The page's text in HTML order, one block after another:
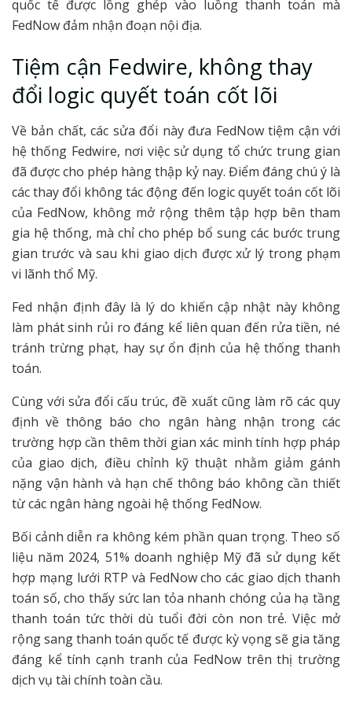
quốc tế được lồng ghép vào luồng thanh toán mà
FedNow đảm nhận đoạn nội địa.
Tiệm cận Fedwire, không thay
đổi logic quyết toán cốt lõi
Về bản chất, các sửa đổi này đưa FedNow tiệm cận với
hệ thống Fedwire, nơi việc sử dụng tổ chức trung gian
đã được cho phép hàng thập kỷ nay. Điểm đáng chú ý là
các thay đổi không tác động đến logic quyết toán cốt lõi
của FedNow, không mở rộng thêm tập hợp bên tham
gia hệ thống, mà chỉ cho phép bổ sung các bước trung
gian trước và sau khi giao dịch được xử lý trong phạm
vi lãnh thổ Mỹ.
Fed nhận định đây là lý do khiến cập nhật này không
làm phát sinh rủi ro đáng kể liên quan đến rửa tiền, né
tránh trừng phạt, hay sự ổn định của hệ thống thanh
toán.
Cùng với sửa đổi cấu trúc, đề xuất cũng làm rõ các quy
định về thông báo cho ngân hàng nhận trong các
trường hợp cần thêm thời gian xác minh tính hợp pháp
của giao dịch, điều chỉnh kỹ thuật nhằm giảm gánh
nặng vận hành và hạn chế thông báo không cần thiết
từ các ngân hàng ngoài hệ thống FedNow.
Bối cảnh diễn ra không kém phần quan trọng. Theo số
liệu năm 2024, 51% doanh nghiệp Mỹ đã sử dụng kết
hợp mạng lưới RTP và FedNow cho các giao dịch thanh
toán số, cho thấy sức lan tỏa nhanh chóng của hạ tầng
thanh toán tức thời dù tuổi đời còn non trẻ. Việc mở
rộng sang thanh toán quốc tế được kỳ vọng sẽ gia tăng
đáng kể tính cạnh tranh của FedNow trên thị trường
dịch vụ tài chính toàn cầu.